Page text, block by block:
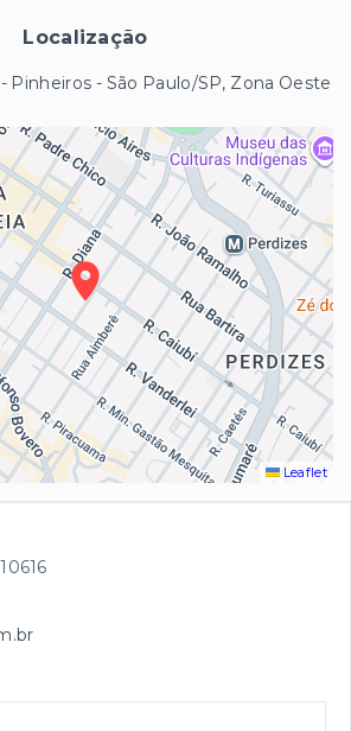
Localização
Pinheiros - São Paulo/SP, Zona Oeste
Leaflet